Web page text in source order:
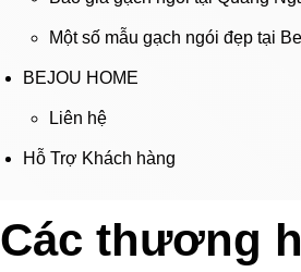
Một số mẫu gạch ngói đẹp tại
BEJOU HOME
Liên hệ
Hỗ Trợ Khách hàng
Các thương